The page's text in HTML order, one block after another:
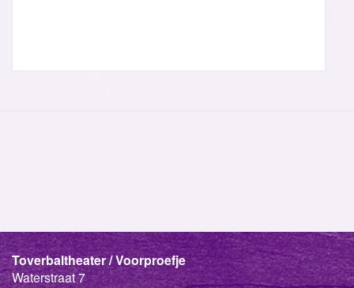
Toverbaltheater / Voorproefje
Waterstraat 7